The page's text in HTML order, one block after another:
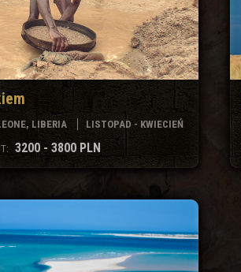
LIBERIA LISTOPAD - KWIECIEŃ
3200 - 3800 PLN